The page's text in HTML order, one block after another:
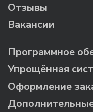
Отзывы
Вакансии
Программное
Упрощённая
Оформление